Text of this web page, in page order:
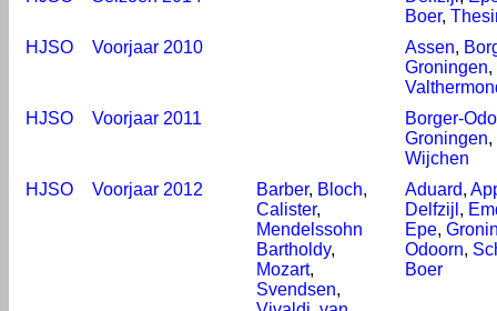
Boer,
HJSO
Voorjaar 2010 Assen,
Groningen,
HJSO
Voorjaar 2011
Borger-
Groningen,
Wijchen
HJSO
Voorjaar 2012 Barber, Bloch,
Calister,
Mendelssohn
Bartholdy,
Mozart,
Svendsen,
Aduard,
Delfzijl ,
Epe,
Odoorn,
Boer